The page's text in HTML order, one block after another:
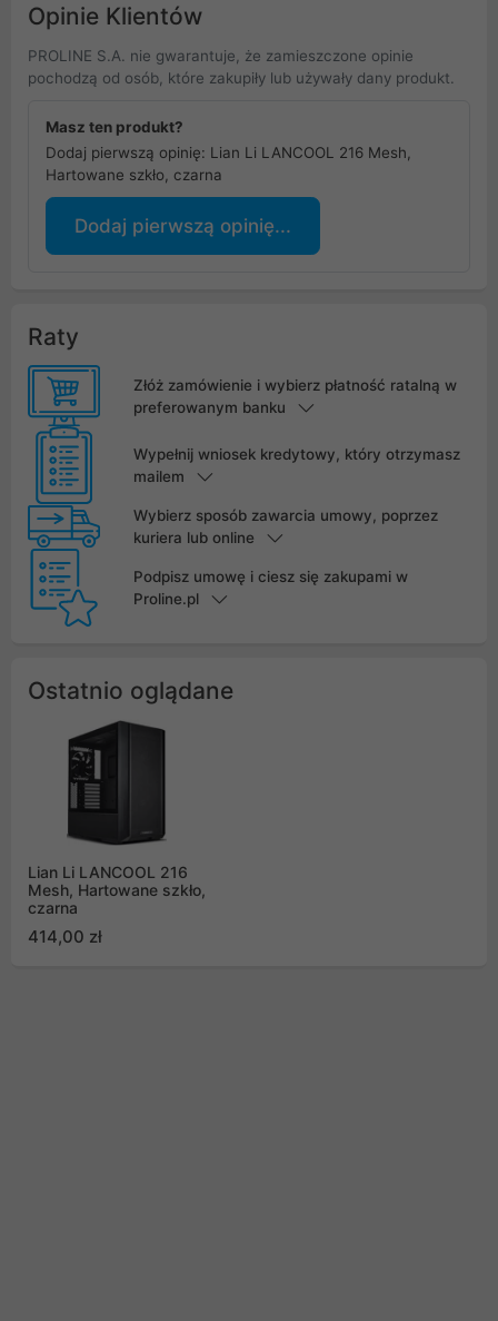
Opinie Klientów
PROLINE S.A. nie gwarantuje, że zamieszczone opinie
pochodzą od osób, które zakupiły lub używały dany produkt.
Masz ten produkt?
Dodaj pierwszą opinię: Lian Li LANCOOL 216 Mesh,
Hartowane szkło, czarna
Dodaj pierwszą opinię...
Raty
Złóż zamówienie i wybierz płatność ratalną w
preferowanym banku
Wypełnij wniosek kredytowy, który otrzymasz
mailem
Wybierz sposób zawarcia umowy, poprzez
kuriera lub online
Podpisz umowę i ciesz się zakupami w
Proline.pl
Ostatnio oglądane
Lian Li LANCOOL 216
Mesh, Hartowane szkło,
czarna
414,00 zł